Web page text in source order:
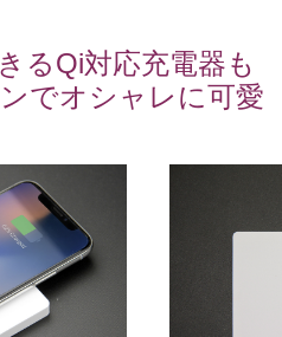
るQi対応充電器も
でオシャレに可愛